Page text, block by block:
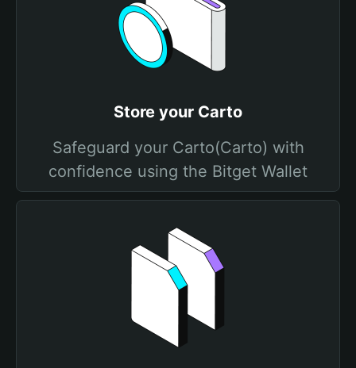
Store your Carto
Safeguard your Carto(Carto) with
confidence using the Bitget Wallet